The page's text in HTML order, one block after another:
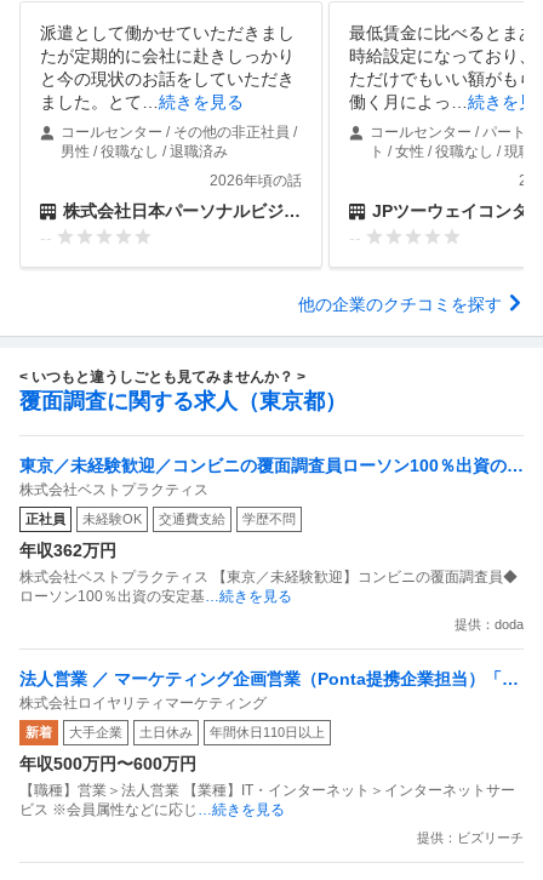
派遣として働かせていただきまし
たが定期的に会社に赴きしっかり
と今の現状のお話をしていただき
ました。とて
続きを見る
コールセンター / その他の非正社員 /
男性 / 役職なし / 退職済み
2026年頃の話
株式会社日本パーソナルビジネス
--
最低賃金に比べるとまあ
時給設定になっており、
ただけでもいい額がもら
働く月によっ
続きを見
コールセンター / パート
ト / 女性 / 役職なし / 現職
JPツーウェイコンタクト株
--
他の企業のクチコミを探す
< いつもと違うしごとも見てみませんか？ >
覆面調査に関する求人（東京都）
東京／未経験歓迎／コンビニの覆面調査員ローソン100％出資の安
定基盤／月５日在宅／残業月10時間
株式会社ベストプラクティス
正社員 未経験OK 交通費支給 学歴不問
年収362万円
株式会社ベストプラクティス 【東京／未経験歓迎】コンビニの覆面調査員◆
ローソン100％出資の安定基 …続きを見る
提供：doda
法人営業 ／ マーケティング企画営業（Ponta提携企業担当）「国
内最大級の共通ポイントサービスを展開／無駄のない消費社会を
目指すデータマーケティングカンパニー」
株式会社ロイヤリティマーケティング
新着 大手企業 土日休み 年間休日110日以上
年収500万円〜600万円
【職種】営業＞法人営業 【業種】IT・インターネット＞インターネットサー
ビス ※会員属性などに応じ
…続きを見る
提供：ビズリーチ